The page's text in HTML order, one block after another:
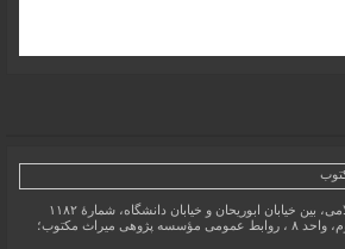
تهران، خیابان انقلاب اسلامی، بین خیابان ابوریحان و خیابان دانشگاه، شمارۀ ۱۱۸۲
(ساختمان فروردین)، طبقۀ دوم، واحد ۸ ، روابط عمومی مؤسسه پژوهی میراث مکتوب؛